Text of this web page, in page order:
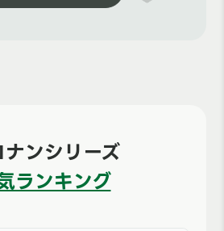
ナンシリーズ
ランキング